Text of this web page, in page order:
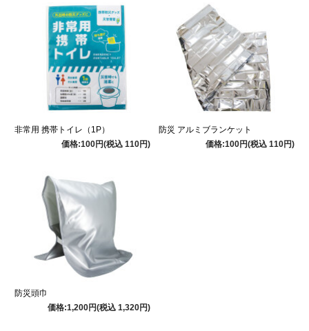
非常用 携帯トイレ（1P）
価格:100円(税込 110円)
防災 アルミブランケット
価格:100円(税込 110円)
防災頭巾
価格:1,200円(税込 1,320円)